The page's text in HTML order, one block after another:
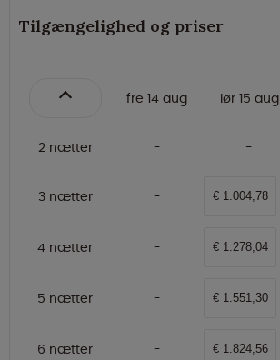
Tilgængelighed og priser
fre 14 aug lør 15 aug
2 nætter
3 nætter € 1.004,78
4 nætter € 1.278,04
5 nætter € 1.551,30
6 nætter € 1.824,56